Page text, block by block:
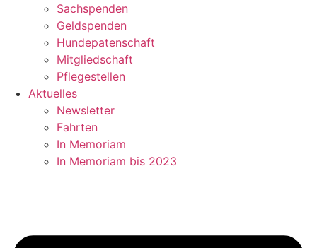
Sachspenden
Geldspenden
Hundepatenschaft
Mitgliedschaft
Pflegestellen
Aktuelles
Newsletter
Fahrten
In Memoriam
In Memoriam bis 2023